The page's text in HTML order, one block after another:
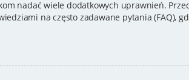
nadać wiele dodatkowych uprawnień.
na często zadawane pytania (FAQ),